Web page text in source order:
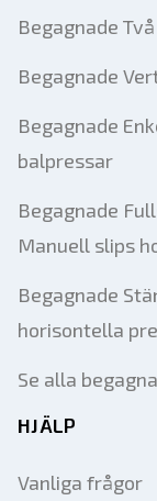
Begagnade
Begagnade
Begagnade
balpressar
Begagnade
Manuell slips
Begagnade
horisontella
Se alla
HJÄLP
Vanliga frågor